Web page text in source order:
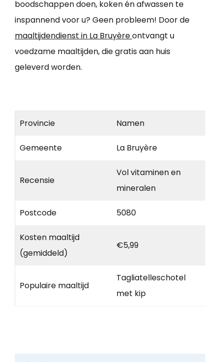
boodschappen doen, koken én afwassen te
inspannend voor u? Geen probleem! Door de
maaltijdendienst in La Bruyèreontvangt u
voedzame maaltijden, die gratis aan huis
geleverd worden.
Provincie Namen
Gemeente La Bruyère
Recensie
Vol vitaminen en
mineralen
Postcode 5080
Kosten maaltijd
(gemiddeld)
€5,99
Populaire maaltijd
Tagliatelleschotel
met kip